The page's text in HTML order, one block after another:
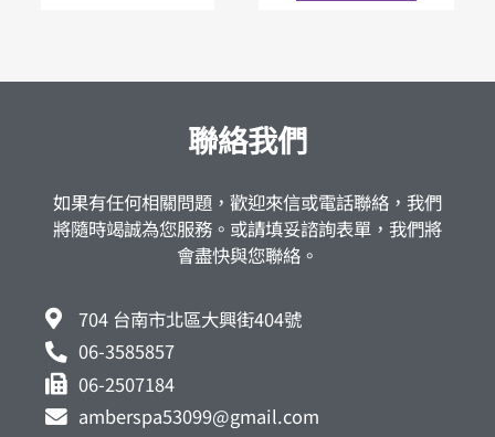
聯絡我們
如果有任何相關問題，歡迎來信或電話聯絡，我們
將隨時竭誠為您服務。或請填妥諮詢表單，我們將
會盡快與您聯絡。
704 台南市北區大興街404號
06-3585857
06-2507184
amberspa53099@gmail.com